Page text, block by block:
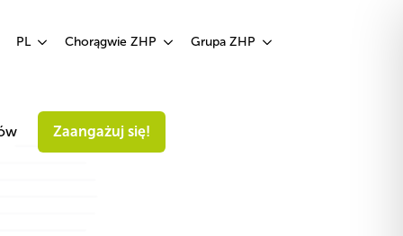
PL Chorągwie ZHP Grupa ZHP
Zaangażuj się!